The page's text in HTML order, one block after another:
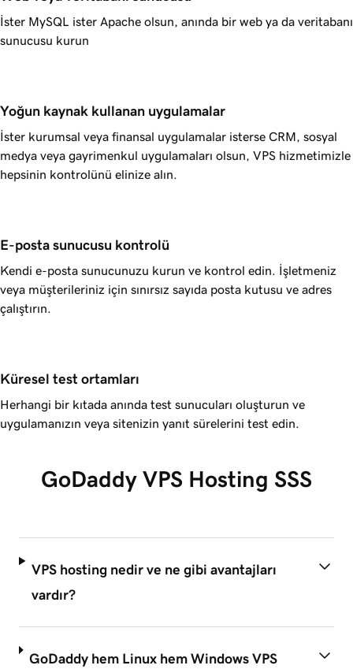
İster MySQL ister Apache olsun, anında bir web ya da veritabanı
sunucusu kurun
Yoğun kaynak kullanan uygulamalar
İster kurumsal veya finansal uygulamalar isterse CRM, sosyal
medya veya gayrimenkul uygulamaları olsun, VPS hizmetimizle
hepsinin kontrolünü elinize alın.
E-posta sunucusu kontrolü
Kendi e-posta sunucunuzu kurun ve kontrol edin. İşletmeniz
veya müşterileriniz için sınırsız sayıda posta kutusu ve adres
çalıştırın.
Küresel test ortamları
Herhangi bir kıtada anında test sunucuları oluşturun ve
uygulamanızın veya sitenizin yanıt sürelerini test edin.
GoDaddy VPS Hosting SSS
VPS hosting nedir ve ne gibi avantajları
vardır?
GoDaddy hem Linux hem Windows VPS